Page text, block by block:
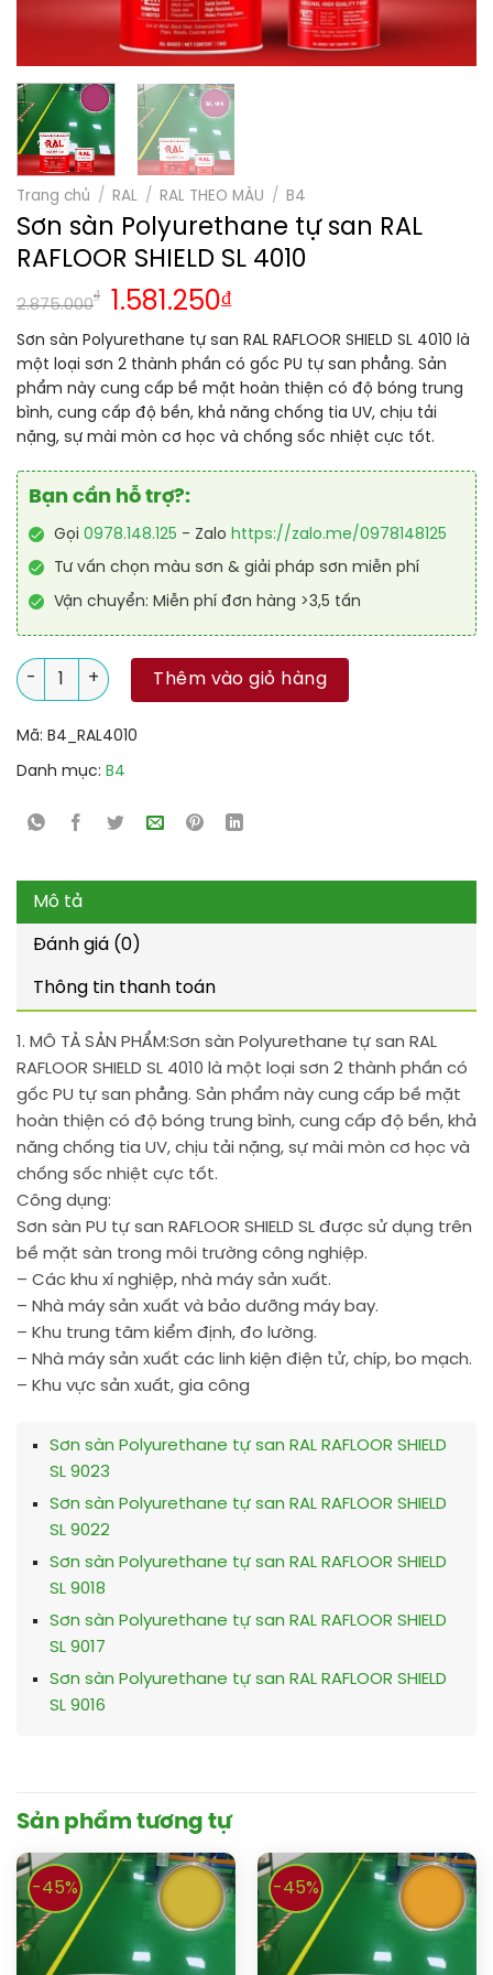
Trang chủ / RAL / RAL THEO MÀU / B4
Sơn sàn Polyurethane tự san RAL
RAFLOOR SHIELD SL 4010
2.875.000
₫ 1.581.250₫
Sơn sàn Polyurethane tự san RAL RAFLOOR SHIELD SL 4010 là
một loại sơn 2 thành phần có gốc PU tự san phẳng. Sản
phẩm này cung cấp bề mặt hoàn thiện có độ bóng trung
bình, cung cấp độ bền, khả năng chống tia UV, chịu tải
nặng, sự mài mòn cơ học và chống sốc nhiệt cực tốt.
Bạn cần hỗ trợ?:
Gọi 0978.148.125 - Zalo https://zalo.me/0978148125
Tư vấn chọn màu sơn & giải pháp sơn miễn phí
Vận chuyển: Miễn phí đơn hàng >3,5 tấn
Sơn sàn Polyurethane tự san RAL RAFLOOR SHIELD SL 4010
Thêm vào giỏ hàng
Mã: B4_RAL4010
Danh mục: B4
Mô tả
Đánh giá (0)
Thông tin thanh toán
1. MÔ TẢ SẢN PHẨM:Sơn sàn Polyurethane tự san RAL
RAFLOOR SHIELD SL 4010 là một loại sơn 2 thành phần có
gốc PU tự san phẳng. Sản phẩm này cung cấp bề mặt
hoàn thiện có độ bóng trung bình, cung cấp độ bền, khả
năng chống tia UV, chịu tải nặng, sự mài mòn cơ học và
chống sốc nhiệt cực tốt.
Công dụng:
Sơn sàn PU tự san RAFLOOR SHIELD SL được sử dụng trên
bề mặt sàn trong môi trường công nghiệp.
– Các khu xí nghiệp, nhà máy sản xuất.
– Nhà máy sản xuất và bảo dưỡng máy bay.
– Khu trung tâm kiểm định, đo lường.
– Nhà máy sản xuất các linh kiện điện tử, chíp, bo mạch.
– Khu vực sản xuất, gia công
Sơn sàn Polyurethane tự san RAL RAFLOOR SHIELD
SL 9023
Sơn sàn Polyurethane tự san RAL RAFLOOR SHIELD
SL 9022
Sơn sàn Polyurethane tự san RAL RAFLOOR SHIELD
SL 9018
Sơn sàn Polyurethane tự san RAL RAFLOOR SHIELD
SL 9017
Sơn sàn Polyurethane tự san RAL RAFLOOR SHIELD
SL 9016
Sản phẩm tương tự
-45% -45%